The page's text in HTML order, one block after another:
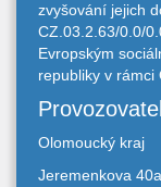
zvyšování jejich
CZ.03.2.63/0.0/
Evropským
republiky v rámci
Provozovatel
Olomoucký kraj
Jeremenkova